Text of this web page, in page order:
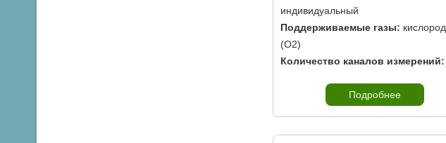
индивидуальный
Поддерживаемые газы: кислород
(O2)
Количество каналов измерений:
Подробнее